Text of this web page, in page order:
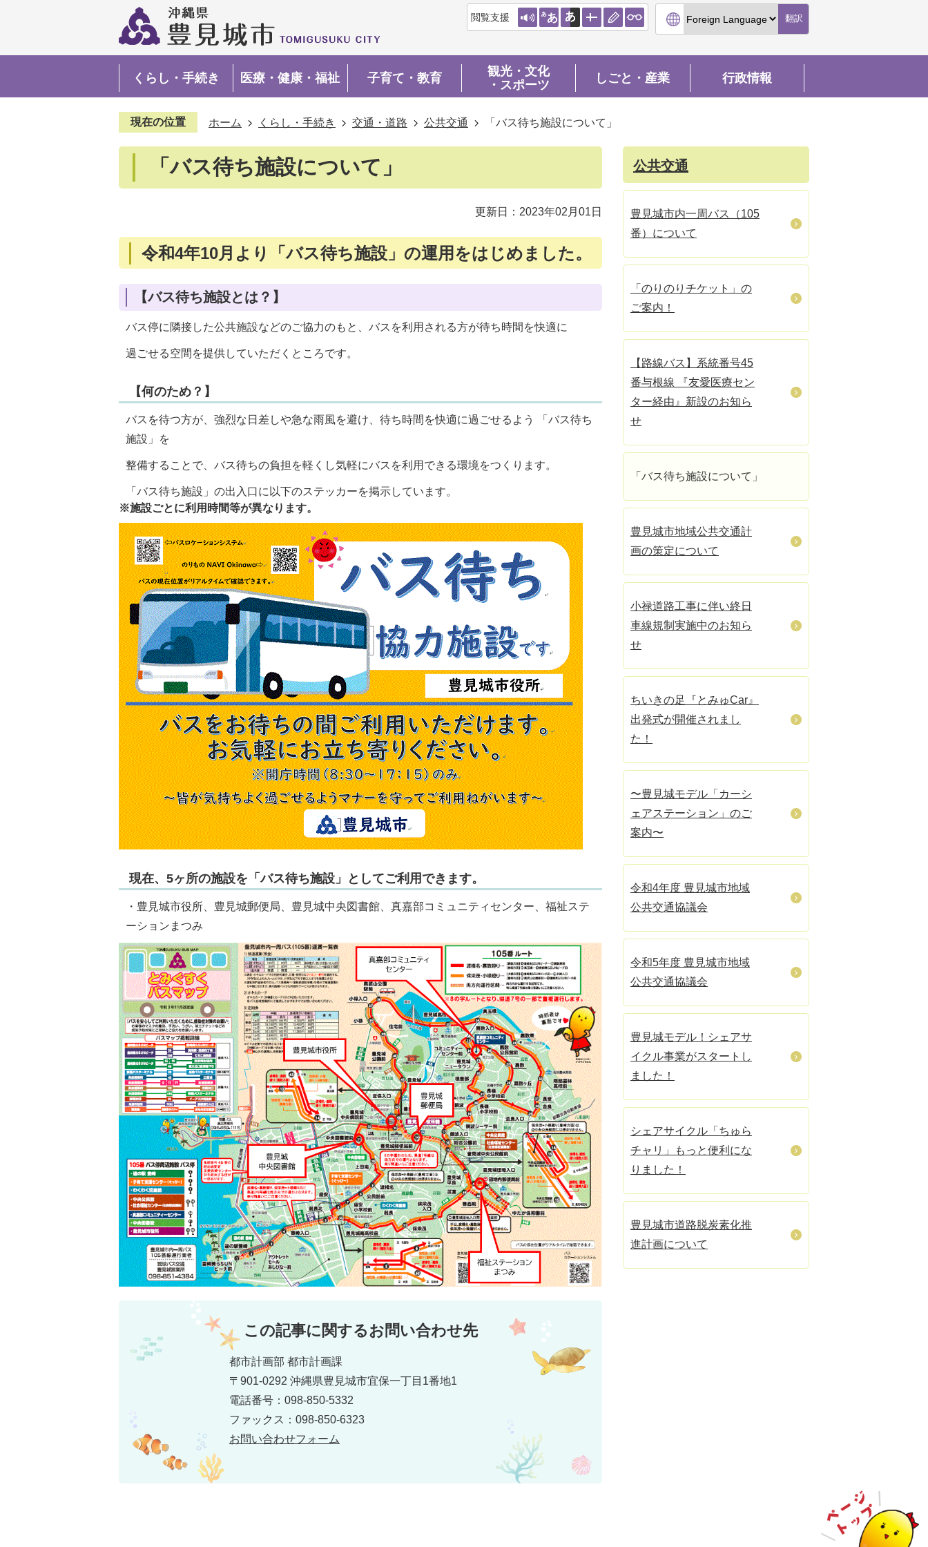
閲覧支援 翻訳
くらし・手続き 医療・健康・福祉 子育て・教育
観光・文化
・スポーツ
しごと・産業 行政情報
現在の位置 ホーム くらし・手続き 交通・道路 公共交通 「バス待ち施設について」
「バス待ち施設について」
更新日：2023年02月01日
令和4年10月より「バス待ち施設」の運用をはじめました。
【バス待ち施設とは？】
バス停に隣接した公共施設などのご協力のもと、バスを利用される方が待ち時間を快適に
過ごせる空間を提供していただくところです。
【何のため？】
バスを待つ方が、強烈な日差しや急な雨風を避け、待ち時間を快適に過ごせるよう 「バス待ち
施設」を
整備することで、バス待ちの負担を軽くし気軽にバスを利用できる環境をつくります。
「バス待ち施設」の出入口に以下のステッカーを掲示しています。
※施設ごとに利用時間等が異なります。
現在、5ヶ所の施設を「バス待ち施設」としてご利用できます。
・豊見城市役所、豊見城郵便局、豊見城中央図書館、真嘉部コミュニティセンター、福祉ステ
ーションまつみ
この記事に関するお問い合わせ先
都市計画部 都市計画課
〒901-0292 沖縄県豊見城市宜保一丁目1番地1
電話番号：098-850-5332
ファックス：098-850-6323
お問い合わせフォーム
公共交通
豊見城市内一周バス（105
番）について
「のりのりチケット」の
ご案内！
【路線バス】系統番号45
番与根線 『友愛医療セン
ター経由』新設のお知ら
せ
「バス待ち施設について」
豊見城市地域公共交通計
画の策定について
小禄道路工事に伴い終日
車線規制実施中のお知ら
せ
ちいきの足『とみゅCar』
出発式が開催されまし
た！
〜豊見城モデル「カーシ
ェアステーション」のご
案内〜
令和4年度 豊見城市地域
公共交通協議会
令和5年度 豊見城市地域
公共交通協議会
豊見城モデル！シェアサ
イクル事業がスタートし
ました！
シェアサイクル「ちゅら
チャリ」もっと便利にな
りました！
豊見城市道路脱炭素化推
進計画について